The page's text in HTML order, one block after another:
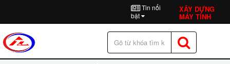
Tin nổi
bật
XÂY DỰNG
MÁY TÍNH